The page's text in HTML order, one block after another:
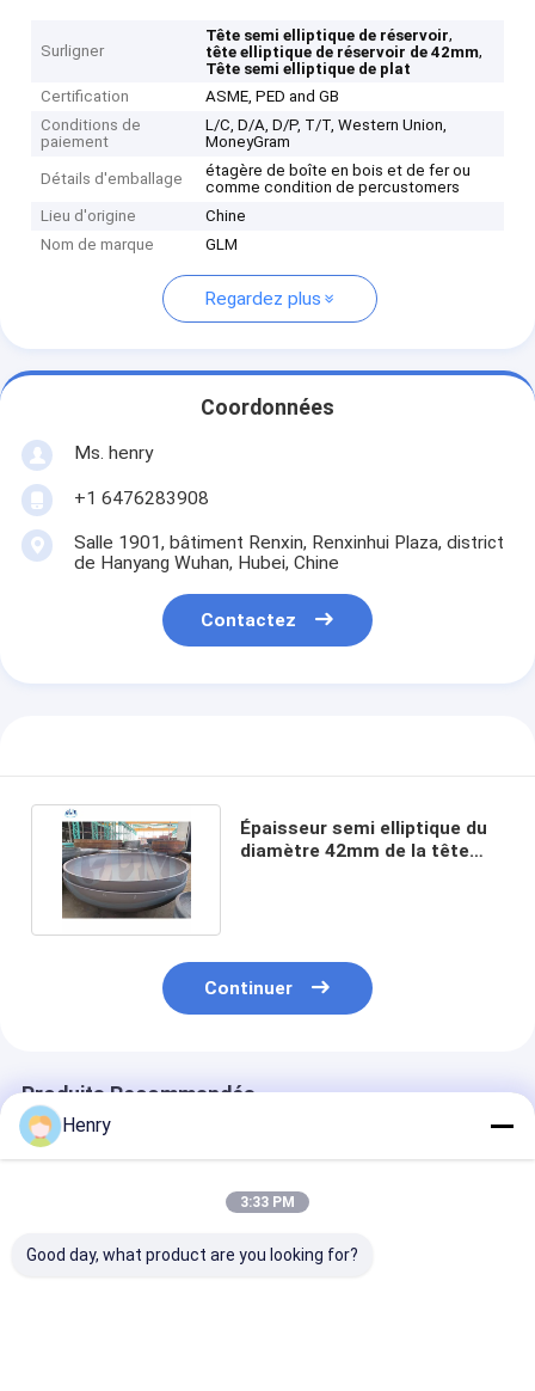
Surligner
Tête semi elliptique de réservoir,
tête elliptique de réservoir de 42mm,
Tête semi elliptique de plat
Certification
ASME, PED and GB
Conditions de
paiement
L/C, D/A, D/P, T/T, Western Union,
MoneyGram
Détails d'emballage
étagère de boîte en bois et de fer ou
comme condition de percustomers
Lieu d'origine
Chine
Nom de marque
GLM
Regardez plus
Coordonnées
Ms. henry
+1 6476283908
Salle 1901, bâtiment Renxin, Renxinhui Plaza, district
de Hanyang Wuhan, Hubei, Chine
Contactez
Épaisseur semi elliptique du
diamètre 42mm de la tête
Continuer
Produits Recommandés
Henry
3:33 PM
Good day, what product are you looking for?